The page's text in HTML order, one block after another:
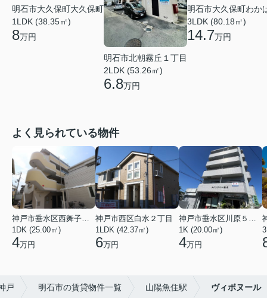
明石市大久保町大久保町
1LDK (38.35㎡)
8万円
明石市北朝霧丘１丁目
2LDK (53.26㎡)
6.8万円
明石市大久保町わか
3LDK (80.18㎡)
14.7万円
よく見られている物件
1DK (25.00㎡)
4万円
神戸市西区白水２丁目
1LDK (42.37㎡)
6万円
1K (20.00㎡)
4万円
戸 明石市の賃貸物件一覧 山陽魚住駅 ヴィボヌール